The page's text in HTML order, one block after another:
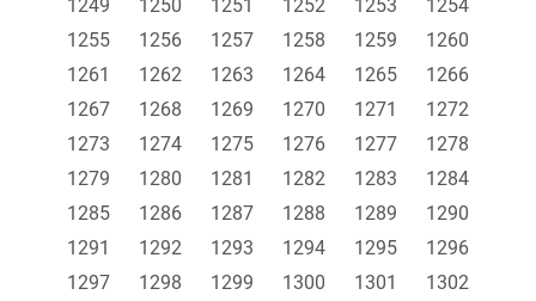
1249
1250 1251 1252 1253
1254
1255
1256 1257 1258 1259
1260
1261
1262 1263 1264 1265
1266
1267
1268 1269 1270 1271
1272
1273
1274 1275 1276 1277
1278
1279
1280 1281 1282 1283
1284
1285
1286 1287 1288 1289
1290
1291
1292 1293 1294 1295
1296
1297
1298 1299 1300 1301
1302